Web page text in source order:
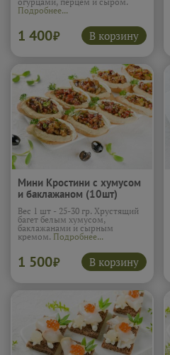
Подробнее...
1 400₽ В корзину
Мини Кростини с хумусом
и баклажаном (10шт)
Вес 1 шт - 25-30 гр. Хрустящий
багет белым хумусом,
баклажанами и сырным
кремом. Подробнее...
1 500₽ В корзину